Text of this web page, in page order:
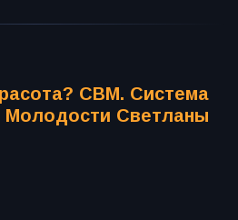
СВМ. Система
Молодости Светланы